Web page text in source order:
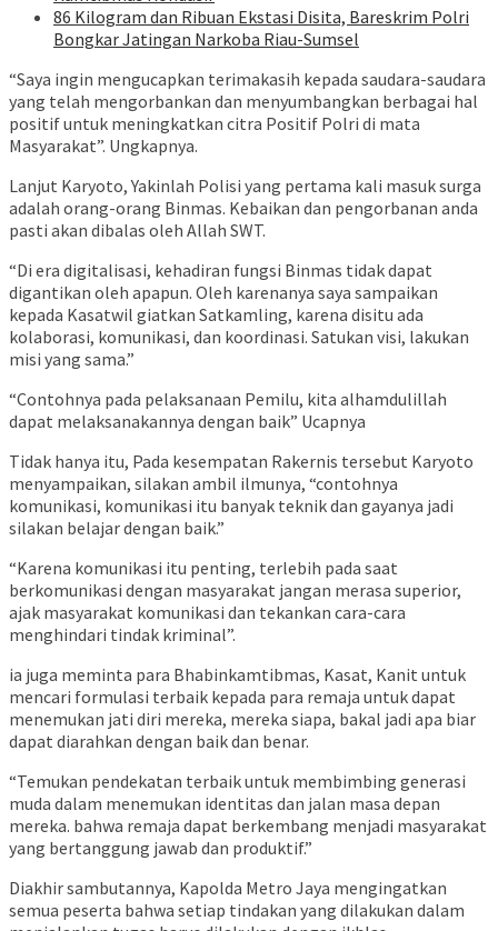
86 Kilogram dan Ribuan Ekstasi Disita, Bareskrim Polri
Bongkar Jatingan Narkoba Riau-Sumsel
“Saya ingin mengucapkan terimakasih kepada saudara-saudara
yang telah mengorbankan dan menyumbangkan berbagai hal
positif untuk meningkatkan citra Positif Polri di mata
Masyarakat”. Ungkapnya.
Lanjut Karyoto, Yakinlah Polisi yang pertama kali masuk surga
adalah orang-orang Binmas. Kebaikan dan pengorbanan anda
pasti akan dibalas oleh Allah SWT.
“Di era digitalisasi, kehadiran fungsi Binmas tidak dapat
digantikan oleh apapun. Oleh karenanya saya sampaikan
kepada Kasatwil giatkan Satkamling, karena disitu ada
kolaborasi, komunikasi, dan koordinasi. Satukan visi, lakukan
misi yang sama.”
“Contohnya pada pelaksanaan Pemilu, kita alhamdulillah
dapat melaksanakannya dengan baik” Ucapnya
Tidak hanya itu, Pada kesempatan Rakernis tersebut Karyoto
menyampaikan, silakan ambil ilmunya, “contohnya
komunikasi, komunikasi itu banyak teknik dan gayanya jadi
silakan belajar dengan baik.”
“Karena komunikasi itu penting, terlebih pada saat
berkomunikasi dengan masyarakat jangan merasa superior,
ajak masyarakat komunikasi dan tekankan cara-cara
menghindari tindak kriminal”.
ia juga meminta para Bhabinkamtibmas, Kasat, Kanit untuk
mencari formulasi terbaik kepada para remaja untuk dapat
menemukan jati diri mereka, mereka siapa, bakal jadi apa biar
dapat diarahkan dengan baik dan benar.
“Temukan pendekatan terbaik untuk membimbing generasi
muda dalam menemukan identitas dan jalan masa depan
mereka. bahwa remaja dapat berkembang menjadi masyarakat
yang bertanggung jawab dan produktif.”
Diakhir sambutannya, Kapolda Metro Jaya mengingatkan
semua peserta bahwa setiap tindakan yang dilakukan dalam